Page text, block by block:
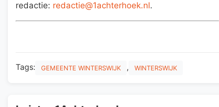
redactie: redactie@1achterhoek.nl.
Tags: GEMEENTE WINTERSWIJK , WINTERSWIJK